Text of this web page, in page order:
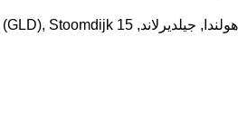
هولندا, جيلديرلاند, 7245PN, LAREN (GLD), Stoomdijk 15